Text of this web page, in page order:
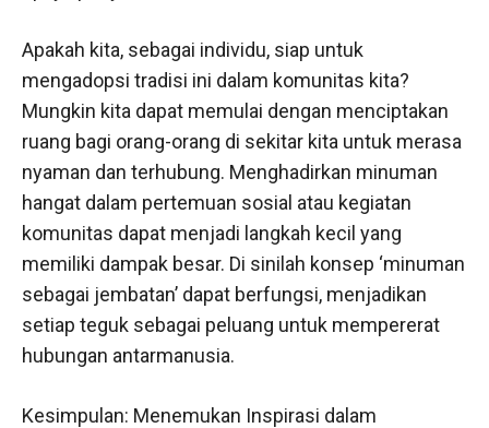
Apakah kita, sebagai individu, siap untuk
mengadopsi tradisi ini dalam komunitas kita?
Mungkin kita dapat memulai dengan menciptakan
ruang bagi orang-orang di sekitar kita untuk merasa
nyaman dan terhubung. Menghadirkan minuman
hangat dalam pertemuan sosial atau kegiatan
komunitas dapat menjadi langkah kecil yang
memiliki dampak besar. Di sinilah konsep ‘minuman
sebagai jembatan’ dapat berfungsi, menjadikan
setiap teguk sebagai peluang untuk mempererat
hubungan antarmanusia.
Kesimpulan: Menemukan Inspirasi dalam